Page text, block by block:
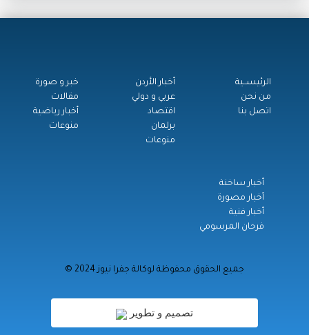
الرئيســية
من نحن
اتصل بنا
أخبار الأردن
عربي و دولي
اقتصاد
برلمان
منوعات
خبر و صورة
مقالات
أخبار رياضية
منوعات
أخبار ساخنة
أخبار مصورة
أخبار فنية
فرحان المرسومي
© جميع الحقوق محفوظة لوكالة جفرا نيوز 2024
تصميم و تطوير